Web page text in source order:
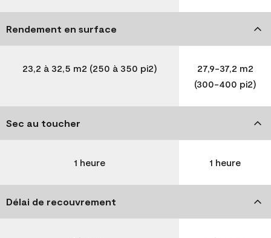
Rendement en surface
23,2 à 32,5 m2 (250 à 350 pi2)
27,9-37,2 m2
(300-400 pi2)
Sec au toucher
1 heure 1 heure
Délai de recouvrement